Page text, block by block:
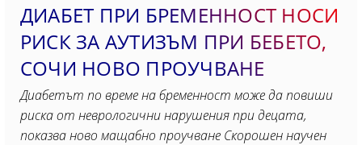
ДИАБЕТ ПРИ БРЕМЕННОСТ НОСИ
РИСК ЗА АУТИЗЪМ ПРИ БЕБЕТО,
СОЧИ НОВО ПРОУЧВАНЕ
Диабетът по време на бременност може да повиши
риска от неврологични нарушения при децата,
показва ново мащабно проучване Скорошен научен